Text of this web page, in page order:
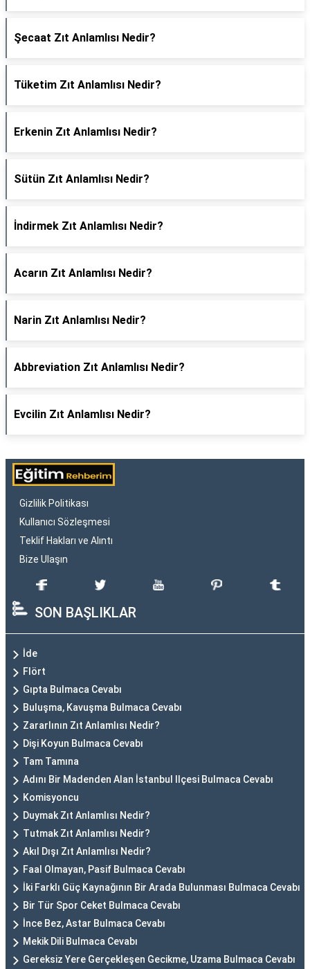
Şecaat Zıt Anlamlısı Nedir?
Tüketim Zıt Anlamlısı Nedir?
Erkenin Zıt Anlamlısı Nedir?
Sütün Zıt Anlamlısı Nedir?
İndirmek Zıt Anlamlısı Nedir?
Acarın Zıt Anlamlısı Nedir?
Narin Zıt Anlamlısı Nedir?
Abbreviation Zıt Anlamlısı Nedir?
Evcilin Zıt Anlamlısı Nedir?
Gizlilik Politikası
Kullanıcı Sözleşmesi
Teklif Hakları ve Alıntı
Bize Ulaşın
SON BAŞLIKLAR
İde
Flört
Gıpta Bulmaca Cevabı
Buluşma, Kavuşma Bulmaca Cevabı
Zararlının Zıt Anlamlısı Nedir?
Dişi Koyun Bulmaca Cevabı
Tam Tamına
Adını Bir Madenden Alan İstanbul Ilçesi Bulmaca Cevabı
Komisyoncu
Duymak Zıt Anlamlısı Nedir?
Tutmak Zıt Anlamlısı Nedir?
Akıl Dışı Zıt Anlamlısı Nedir?
Faal Olmayan, Pasif Bulmaca Cevabı
İki Farklı Güç Kaynağının Bir Arada Bulunması Bulmaca Cevabı
Bir Tür Spor Ceket Bulmaca Cevabı
İnce Bez, Astar Bulmaca Cevabı
Mekik Dili Bulmaca Cevabı
Gereksiz Yere Gerçekleşen Gecikme, Uzama Bulmaca Cevabı